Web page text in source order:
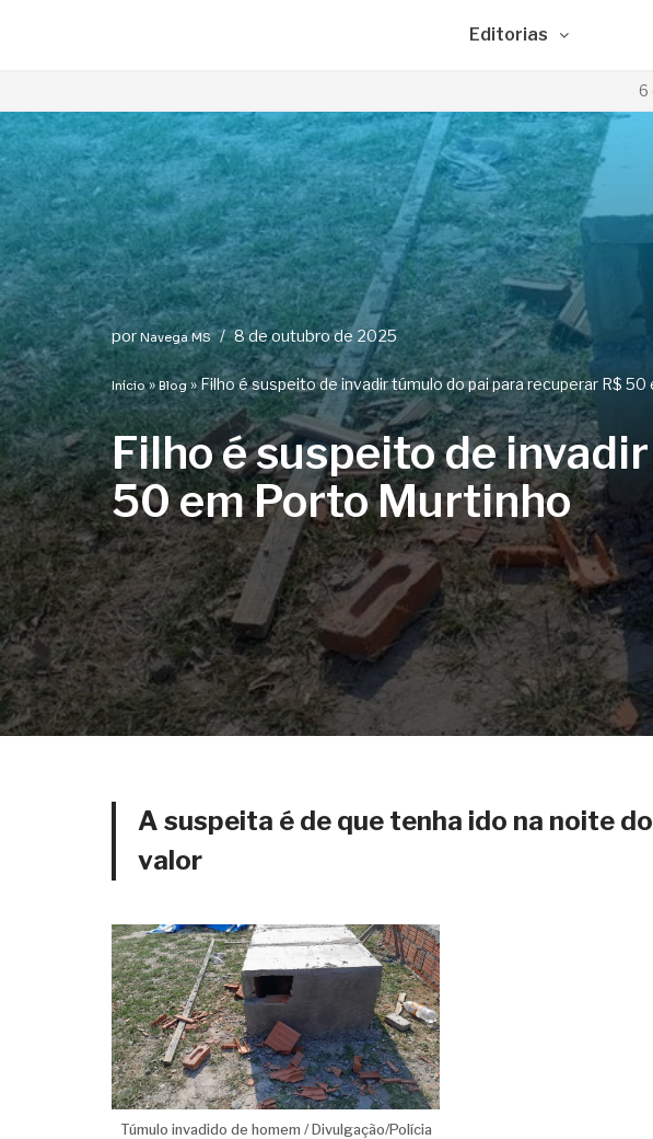
conteúdo
Editorias
6
por Navega MS 8 de outubro de 2025
Início» Blog »Filho é suspeito de invadir túmulo do pai para recuperar R$
Filho é suspeito de
50 em Porto Murtinho
A suspeita é de que tenha ido na noite
valor
Túmulo invadido de homem / Divulgação/Polícia